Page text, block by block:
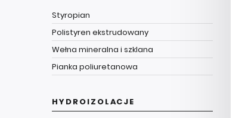
Styropian
Polistyren ekstrudowany
Wełna mineralna i szklana
Pianka poliuretanowa
HYDROIZOLACJE